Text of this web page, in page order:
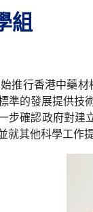
組
推行香港中藥
準的發展提供技
步確認政府對建
就其他科學工作